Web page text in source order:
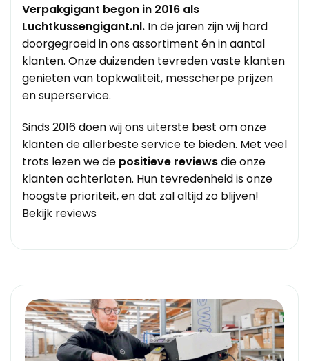
Verpakgigant begon in 2016 als
Luchtkussengigant.nl.In de jaren zijn wij hard
doorgegroeid in ons assortiment én in aantal
klanten. Onze duizenden tevreden vaste klanten
genieten van topkwaliteit, messcherpe prijzen
en superservice.
Sinds 2016 doen wij ons uiterste best om onze
klanten de allerbeste service te bieden. Met veel
trots lezen we de positieve reviewsdie onze
klanten achterlaten. Hun tevredenheid is onze
hoogste prioriteit, en dat zal altijd zo blijven!
Bekijk reviews